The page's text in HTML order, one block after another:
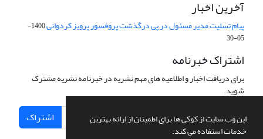
این وب سایت از کوکی ها برای اطمینان از ارائه بهترین
خدمات استفاده می کند.
آخرین اخبار
پیام تسلیت مدیر مسئول در پی درگذشت پروفسور پرویز کردوانی
1400-
05-30
اشتراک خبرنامه
برای دریافت اخبار و اطلاعیه های مهم نشریه در خبرنامه نشریه مشترک
شوید.
اشتراک